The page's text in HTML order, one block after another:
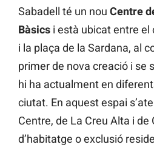
Sabadell té un nou Centre
Bàsics i està ubicat entre el
i la plaça de la Sardana, al
primer de nova creació i se
hi ha actualment en
ciutat. En aquest espai
Centre, de La Creu Alta i de
d’habitatge o exclusió